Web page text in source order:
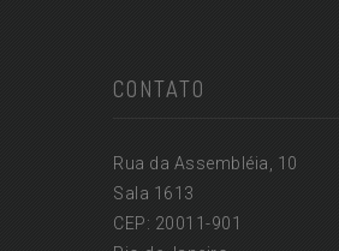
CONTATO
Rua da Assembléia, 10
Sala 1613
CEP: 20011-901